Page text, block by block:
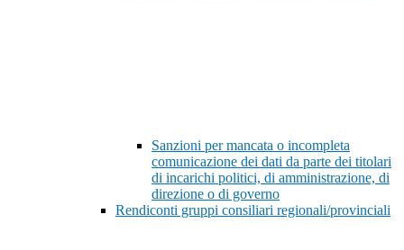
Sanzioni per mancata o incompleta
comunicazione dei dati da parte dei titolari
di incarichi politici, di amministrazione, di
direzione o di governo
Rendiconti gruppi consiliari regionali/provinciali